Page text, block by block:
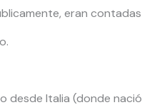
eran contadas
desde Italia (donde nació